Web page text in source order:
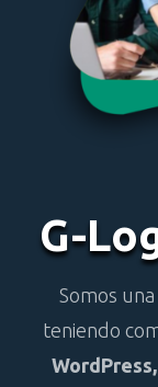
G-
Somos
teniendo
WordPress,